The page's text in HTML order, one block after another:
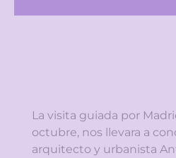
La visita guiada por
octubre, nos llevara a
arquitecto y urbanista